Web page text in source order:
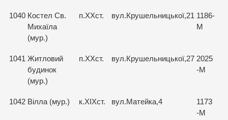
1040 Костел Св.
Михаїла
(мур.)
п.ХХст. вул.Крушельницької,21 1186-
М
1041 Житловий
будинок
(мур.)
п.ХХст. вул.Крушельницької,27 2025
-М
1042 Вілла (мур.) к.ХІХст. вул.Матейка,4
1173
-М